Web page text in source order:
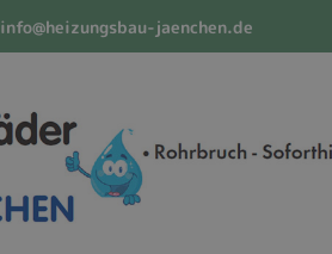
info@heizungsbau-jaenchen.de